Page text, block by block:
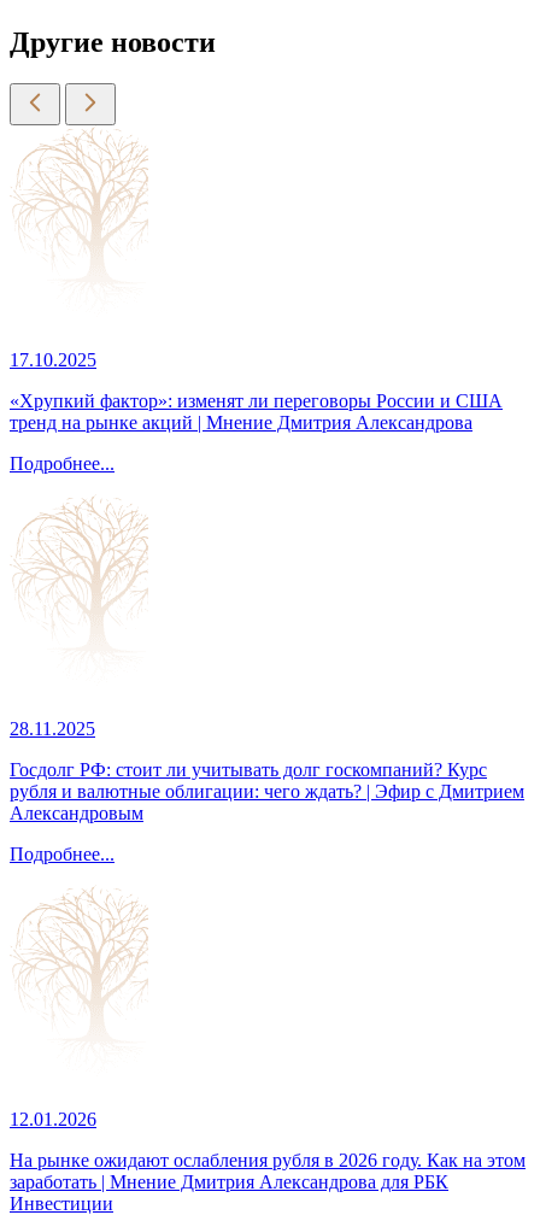
Другие новости
17.10.2025
«Хрупкий фактор»: изменят ли переговоры России и США
тренд на рынке акций | Мнение Дмитрия Александрова
Подробнее...
28.11.2025
Госдолг РФ: стоит ли учитывать долг госкомпаний? Курс
рубля и валютные облигации: чего ждать? | Эфир с Дмитрием
Александровым
Подробнее...
12.01.2026
На рынке ожидают ослабления рубля в 2026 году. Как на этом
заработать | Мнение Дмитрия Александрова для РБК
Инвестиции